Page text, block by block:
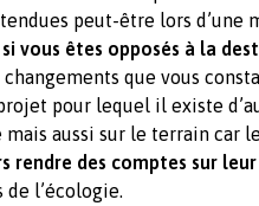
peut-être lors d’une
si vous êtes opposés à la
que vous
pour lequel il existe
aussi sur le terrain car
rendre des comptes sur
l’écologie.